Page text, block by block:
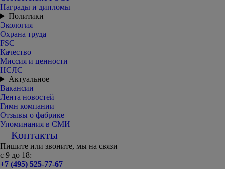
Награды и дипломы
Политики
Экология
Охрана труда
FSC
Качество
Миссия и ценности
НСЛС
Актуальное
Вакансии
Лента новостей
Гимн компании
Отзывы о фабрике
Упоминания в СМИ
Контакты
Пишите или звоните, мы на связи
с 9 до 18:
+7 (495) 525-77-67